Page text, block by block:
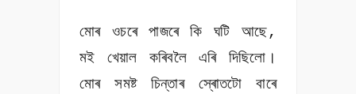
মোৰ ওচৰে পাজৰে কি ঘটি আছে,
মই খেয়াল কৰিবলৈ এৰি দিছিলো।
মোৰ সমষ্ট চিন্তাৰ স্ৰোতটো বাৰে